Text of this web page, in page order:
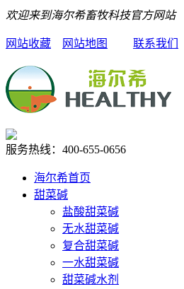
欢迎来到海尔希畜牧科技官方网站
网站收藏 网站地图 联系我们
服务热线： 400-655-0656
海尔希首页
甜菜碱
盐酸甜菜碱
无水甜菜碱
复合甜菜碱
一水甜菜碱
甜菜碱水剂